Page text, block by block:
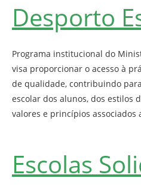
Desporto
Programa institucional do
visa proporcionar o acesso à
de qualidade, contribuindo
escolar dos alunos, dos estilos
valores e princípios associados
Escolas